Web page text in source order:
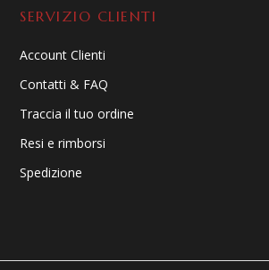
SERVIZIO CLIENTI
Account Clienti
Contatti & FAQ
Traccia il tuo ordine
Resi e rimborsi
Spedizione